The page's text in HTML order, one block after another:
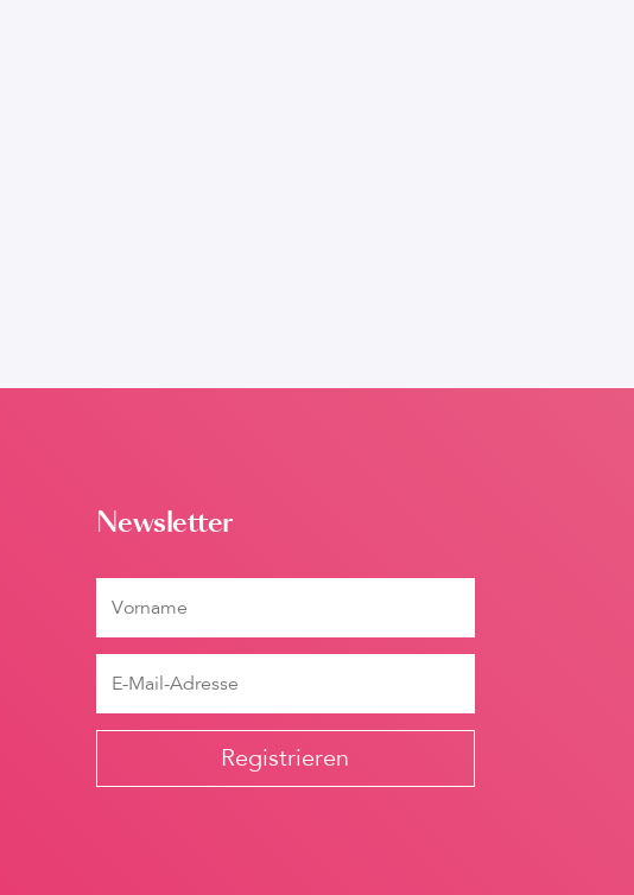
Newsletter
Registrieren